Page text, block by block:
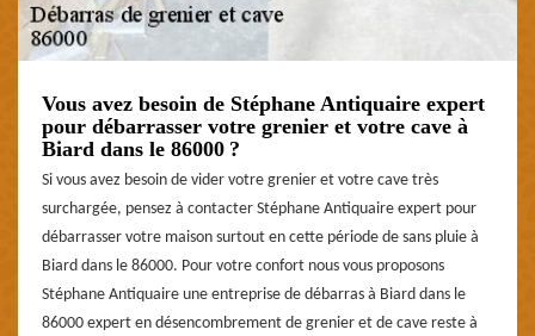
Vous avez besoin de Stéphane Antiquaire expert
pour débarrasser votre grenier et votre cave à
Biard dans le 86000 ?
Si vous avez besoin de vider votre grenier et votre cave très
surchargée, pensez à contacter Stéphane Antiquaire expert pour
débarrasser votre maison surtout en cette période de sans pluie à
Biard dans le 86000. Pour votre confort nous vous proposons
Stéphane Antiquaire une entreprise de débarras à Biard dans le
86000 expert en désencombrement de grenier et de cave reste à